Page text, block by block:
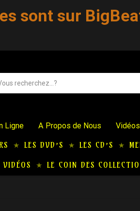
sont sur
Ligne A Propos de Nous Vidéos
LES DVD’S LES CD’S
VIDÉOS LE COIN DES